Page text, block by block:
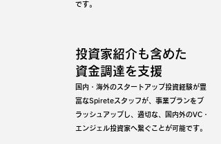
です。
投資家紹介も含めた
資金調達を支援
国内・海外のスタートアップ投資経験が豊
富なSpireteスタッフが、事業プランをブ
ラッシュアップし、適切な、国内外のVC・
エンジェル投資家へ繋ぐことが可能です。